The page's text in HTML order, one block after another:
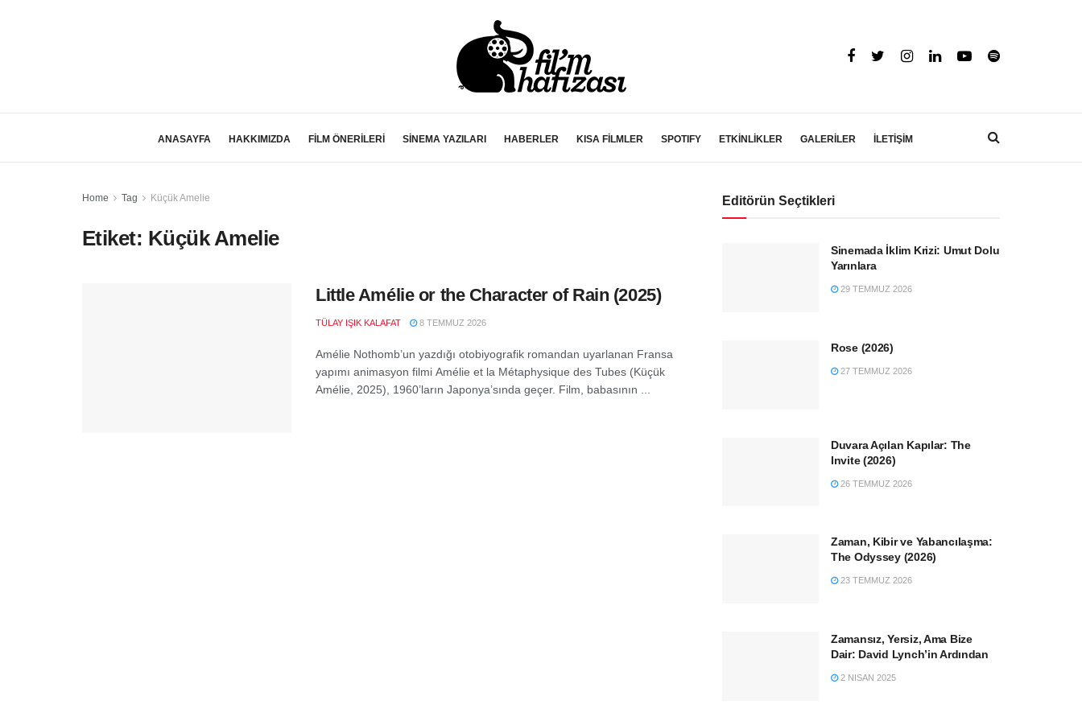
ANASAYFA HAKKIMIZDA FİLM ÖNERİLERİ SİNEMA YAZILARI HABERLER KISA FİLMLER SPOTIFY ETKİNLİKLER GALERİLER İLETİŞİM
Home Tag Küçük Amelie
Etiket: Küçük Amelie
Little Amélie or the Character of Rain (2025)
TÜLAY IŞIK KALAFAT 8 TEMMUZ 2026
Amélie Nothomb’un yazdığı otobiyografik romandan uyarlanan Fransa
yapımı animasyon filmi Amélie et la Métaphysique des Tubes (Küçük
Amélie, 2025), 1960’ların Japonya’sında geçer. Film, babasının ...
Editörün Seçtikleri
Sinemada İklim Krizi: Umut Dolu
Yarınlara
29 TEMMUZ 2026
Rose (2026)
27 TEMMUZ 2026
Duvara Açılan Kapılar: The
Invite (2026)
26 TEMMUZ 2026
Zaman, Kibir ve Yabancılaşma:
The Odyssey (2026)
23 TEMMUZ 2026
Zamansız, Yersiz, Ama Bize
Dair: David Lynch’in Ardından
2 NISAN 2025